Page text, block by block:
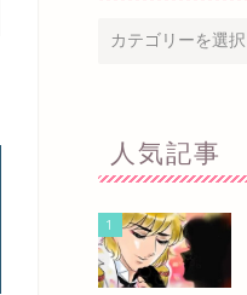
人気記事
1